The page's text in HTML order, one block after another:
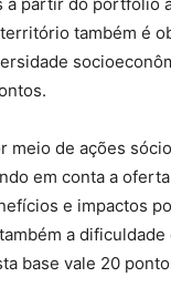
também é
meio de ações
em conta a
e impactos
a
base vale 20